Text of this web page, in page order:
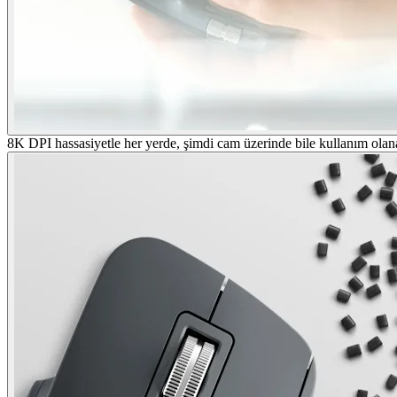
8K DPI hassasiyetle her yerde, şimdi cam üzerinde bile kullanım